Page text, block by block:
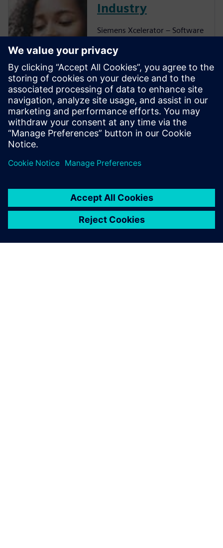
Industry
Siemens Xcelerator – Software
Werkzeuge an die Hand, mit
denen Sie Ihre digitale
Transformation beschleunigen
können. Erfahren Sie, wie Sie
mit unserem
Softwareportfolio den
umfassendsten digitalen
Zwil...